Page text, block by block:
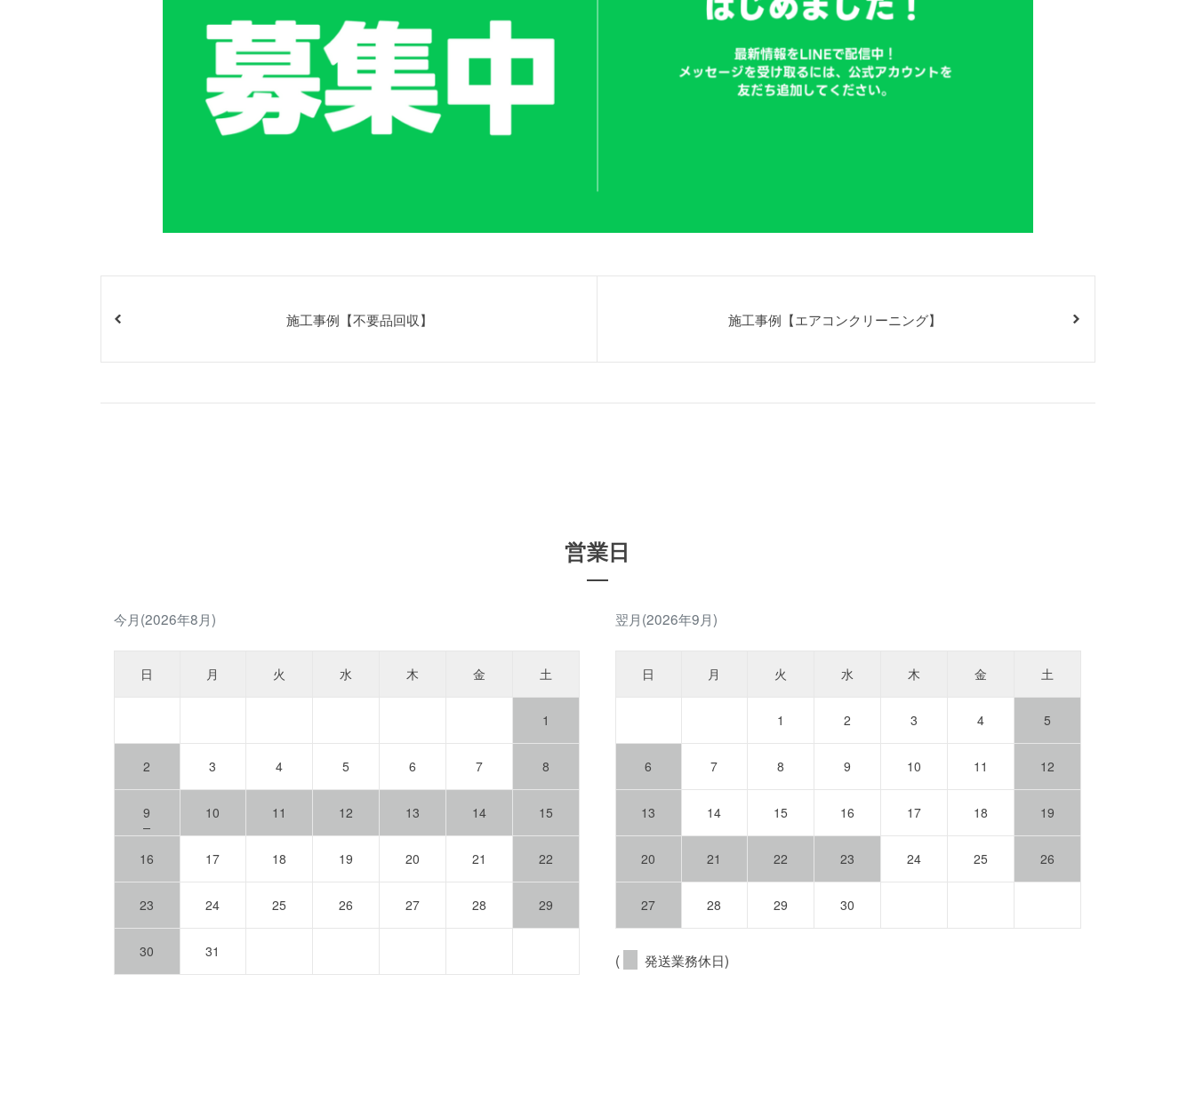
施工事例【不要品回収】 施工事例【エアコンクリーニング】
営業日
今月(2026年8月)
日 月 火 水 木 金 土
1
2 3 4 5 6 7 8
9 10 11 12 13 14 15
16 17 18 19 20 21 22
23 24 25 26 27 28 29
30 31
翌月(2026年9月)
日 月 火 水 木 金 土
1 2 3 4 5
6 7 8 9 10 11 12
13 14 15 16 17 18 19
20 21 22 23 24 25 26
27 28 29 30
( 発送業務休日)